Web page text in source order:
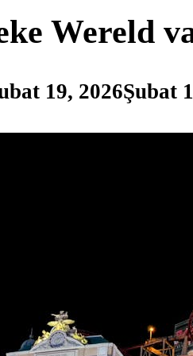
Wereld
19, 2026Şubat